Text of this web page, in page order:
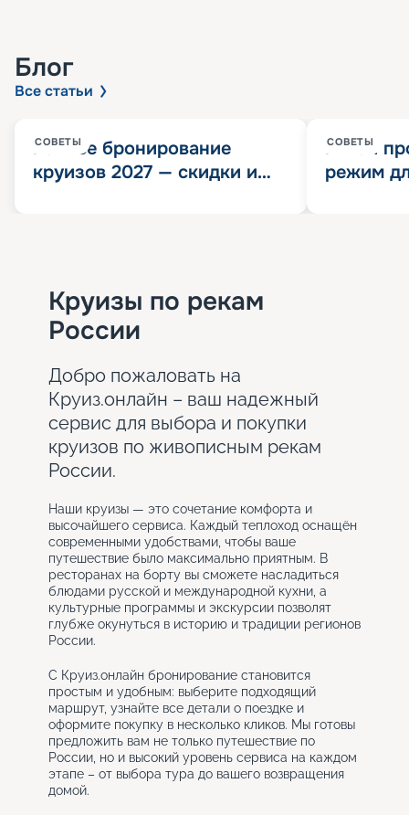
Блог
Все статьи
СОВЕТЫ
Раннее бронирование
круизов 2027 — скидки и
СОВЕТЫ
Китай
режим
Круизы по рекам
России
Добро пожаловать на
Круиз.онлайн – ваш надежный
сервис для выбора и покупки
круизов по живописным рекам
России.
Наши круизы — это сочетание комфорта и
высочайшего сервиса. Каждый теплоход оснащён
современными удобствами, чтобы ваше
путешествие было максимально приятным. В
ресторанах на борту вы сможете насладиться
блюдами русской и международной кухни, а
культурные программы и экскурсии позволят
глубже окунуться в историю и традиции регионов
России.
С Круиз.онлайн бронирование становится
простым и удобным: выберите подходящий
маршрут, узнайте все детали о поездке и
оформите покупку в несколько кликов. Мы готовы
предложить вам не только путешествие по
России, но и высокий уровень сервиса на каждом
этапе – от выбора тура до вашего возвращения
домой.